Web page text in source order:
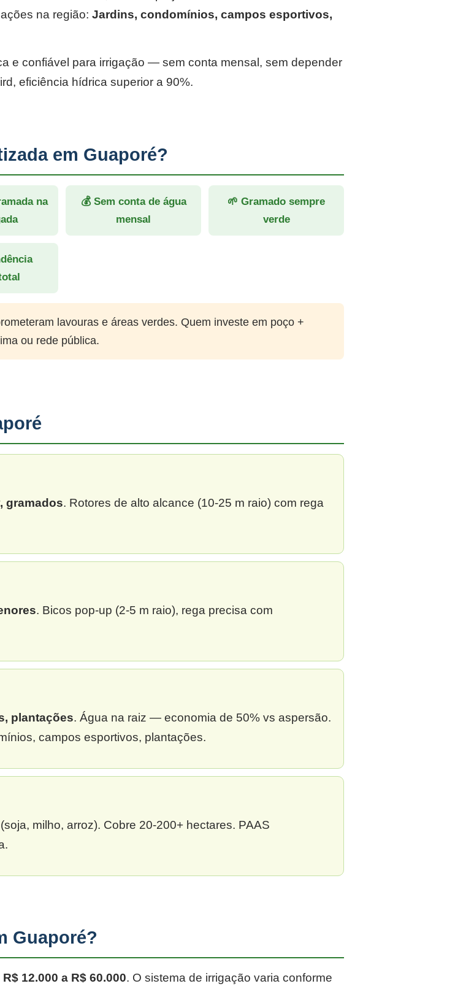
na região: Jardins, condomínios, campos esportivos,
e confiável para irrigação — sem conta mensal, sem depender
eficiência hídrica superior a 90%.
em Guaporé?
na
💰 Sem conta de água
mensal
🌱 Gramado sempre
verde
lavouras e áreas verdes. Quem investe em poço +
ou rede pública.
gramados. Rotores de alto alcance (10-25 m raio) com rega
. Bicos pop-up (2-5 m raio), rega precisa com
plantações. Água na raiz — economia de 50% vs aspersão.
campos esportivos, plantações.
(soja, milho, arroz). Cobre 20-200+ hectares. PAAS
Guaporé?
R$ 12.000 a R$ 60.000. O sistema de irrigação varia conforme